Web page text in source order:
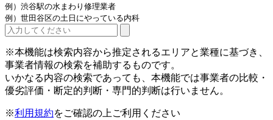
例）渋谷駅の水まわり修理業者
例）世田谷区の土日にやっている内科
※本機能は検索内容から推定されるエリアと業種に基づき、
事業者情報の検索を補助するものです。
いかなる内容の検索であっても、本機能では事業者の比較・
優劣評価・断定的判断・専門的判断は行いません。
※利用規約をご確認の上ご利用ください